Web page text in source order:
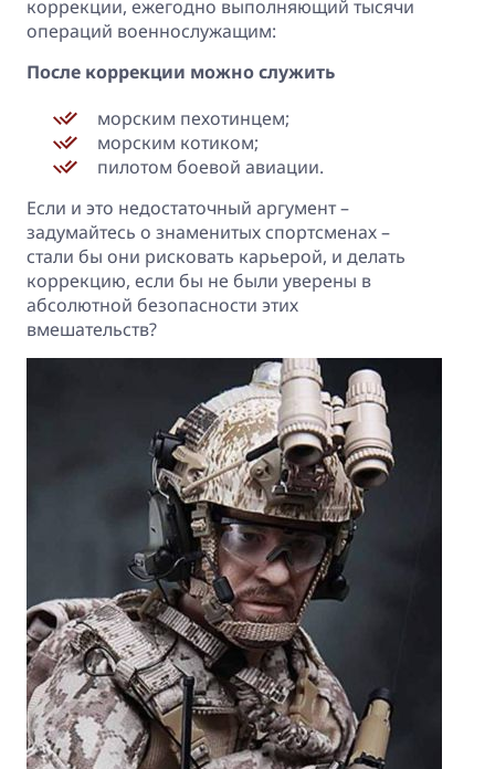
коррекции, ежегодно выполняющий тысячи
операций военнослужащим:
После коррекции можно служить
морским пехотинцем;
морским котиком;
пилотом боевой авиации.
Если и это недостаточный аргумент –
задумайтесь о знаменитых спортсменах –
стали бы они рисковать карьерой, и делать
коррекцию, если бы не были уверены в
абсолютной безопасности этих
вмешательств?